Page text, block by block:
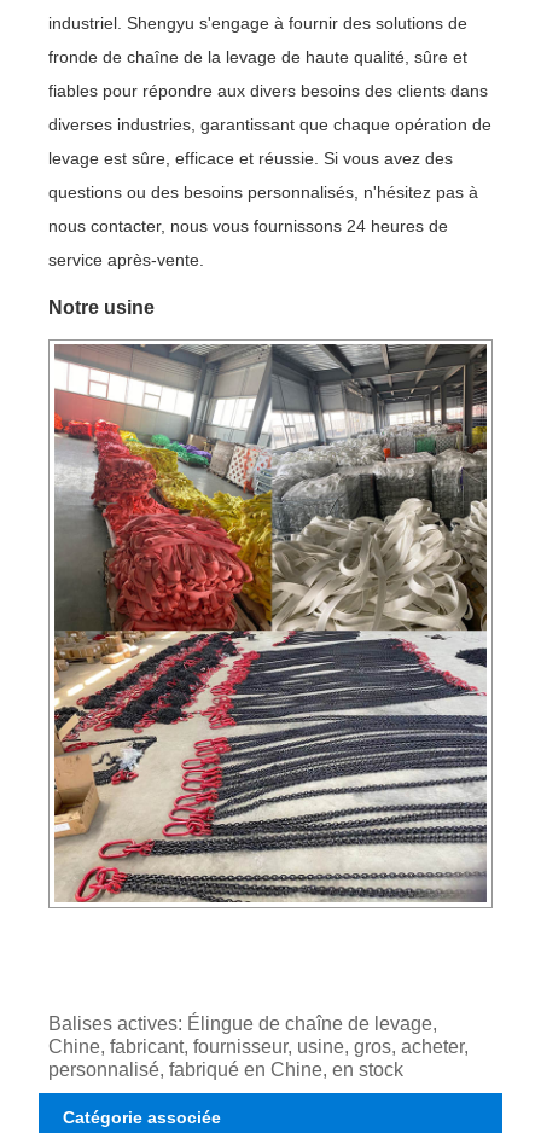
industriel. Shengyu s'engage à fournir des solutions de
fronde de chaîne de la levage de haute qualité, sûre et
fiables pour répondre aux divers besoins des clients dans
diverses industries, garantissant que chaque opération de
levage est sûre, efficace et réussie. Si vous avez des
questions ou des besoins personnalisés, n'hésitez pas à
nous contacter, nous vous fournissons 24 heures de
service après-vente.
Notre usine
Balises actives: Élingue de chaîne de levage,
Chine, fabricant, fournisseur, usine, gros, acheter,
personnalisé, fabriqué en Chine, en stock
Catégorie associée